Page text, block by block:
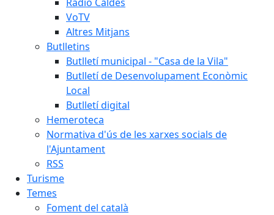
VoTV
Altres Mitjans
Butlletins
Butlletí municipal - "Casa de la Vila"
Butlletí de Desenvolupament Econòmic
Local
Butlletí digital
Hemeroteca
Normativa d'ús de les xarxes socials de
l'Ajuntament
RSS
Turisme
Temes
Foment del català